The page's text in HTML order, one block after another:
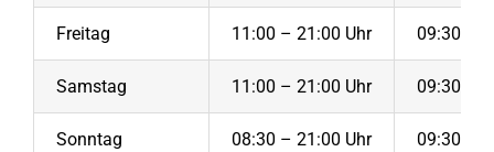
Freitag 11:00 – 21:00 Uhr 09:30 –
Samstag 11:00 – 21:00 Uhr 09:30 –
Sonntag 08:30 – 21:00 Uhr 09:30 –